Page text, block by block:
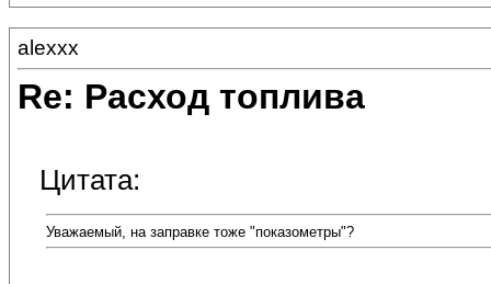
alexxx
Re: Расход топлива
Цитата:
Уважаемый, на заправке тоже "показометры"?